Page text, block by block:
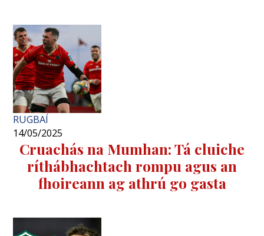
RUGBAÍ
14/05/2025
Cruachás na Mumhan: Tá cluiche
ríthábhachtach rompu agus an
fhoireann ag athrú go gasta